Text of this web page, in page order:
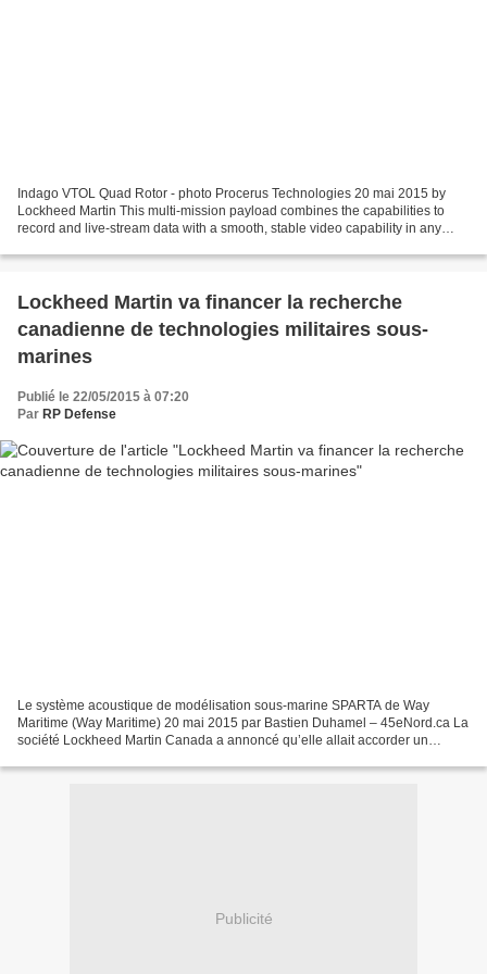
Indago VTOL Quad Rotor - photo Procerus Technologies 20 mai 2015 by
Lockheed Martin This multi-mission payload combines the capabilities to
record and live-stream data with a smooth, stable video capability in any
Lockheed Martin va financer la recherche
canadienne de technologies militaires sous-
marines
Publié le 22/05/2015 à 07:20
Par RP Defense
Le système acoustique de modélisation sous-marine SPARTA de Way
Maritime (Way Maritime) 20 mai 2015 par Bastien Duhamel – 45eNord.ca La
société Lockheed Martin Canada a annoncé qu’elle allait accorder un
Publicité